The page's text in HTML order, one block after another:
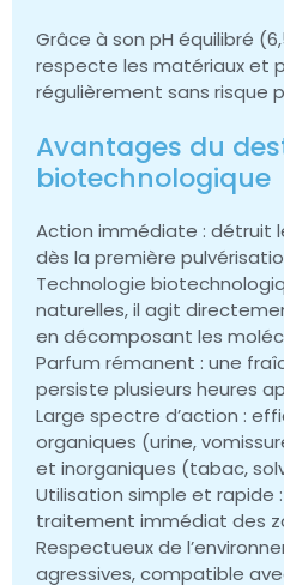
Grâce à son pH équilibré
respecte les matériaux et
régulièrement sans risque
Avantages du
biotechnologique
Action immédiate : détruit
dès la première
Technologie
naturelles, il agit
en décomposant les
Parfum rémanent : une
persiste plusieurs heures
Large spectre d’action :
organiques (urine,
et inorganiques (tabac,
Utilisation simple et rapide
traitement immédiat des
Respectueux de
agressives, compatible